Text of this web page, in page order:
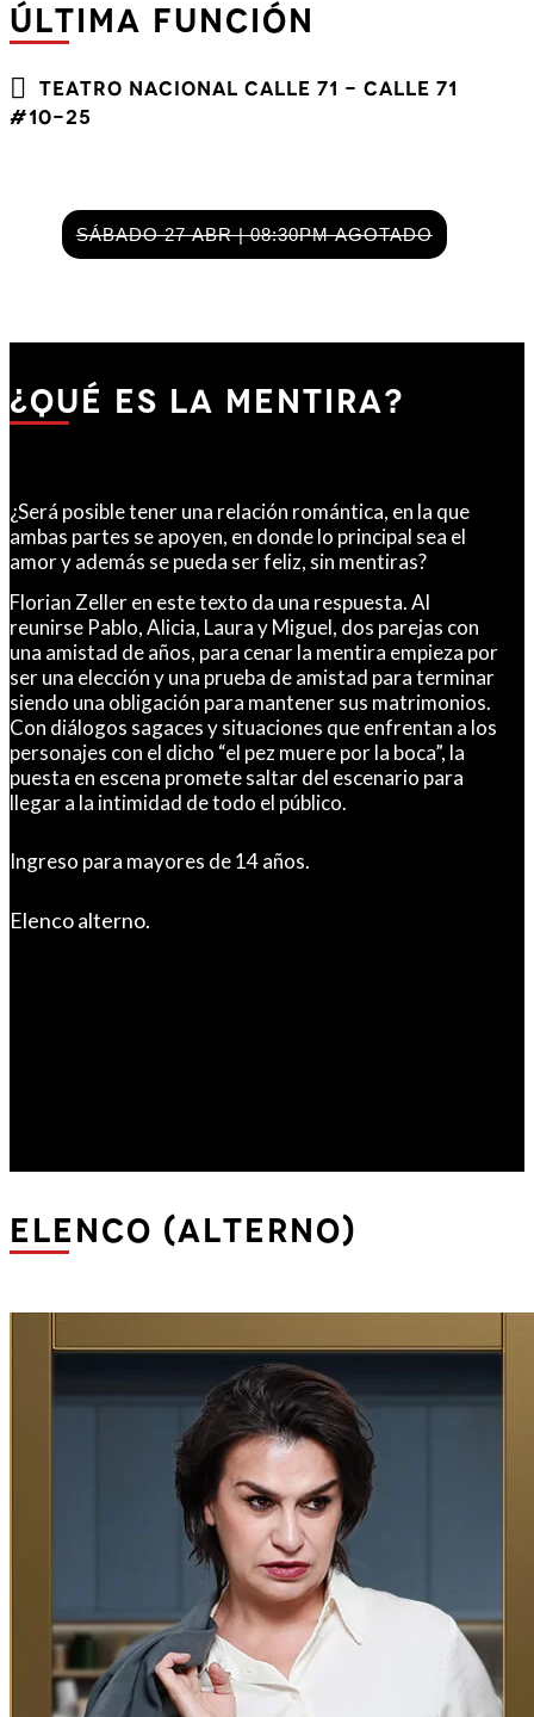
ÚLTIMA FUNCIÓN
Teatro Nacional Calle 71 - Calle 71
#10-25
SÁBADO 27 ABR | 08:30PM AGOTADO
¿Qué Es La Mentira?
¿Será posible tener una relación romántica, en la que
ambas partes se apoyen, en donde lo principal sea el
amor y además se pueda ser feliz, sin mentiras?
Florian Zeller en este texto da una respuesta. Al
reunirse Pablo, Alicia, Laura y Miguel, dos parejas con
una amistad de años, para cenar la mentira empieza por
ser una elección y una prueba de amistad para terminar
siendo una obligación para mantener sus matrimonios.
Con diálogos sagaces y situaciones que enfrentan a los
personajes con el dicho “el pez muere por la boca”, la
puesta en escena promete saltar del escenario para
llegar a la intimidad de todo el público.
Ingreso para mayores de 14 años.
Elenco alterno.
ELENCO (ALTERNO)